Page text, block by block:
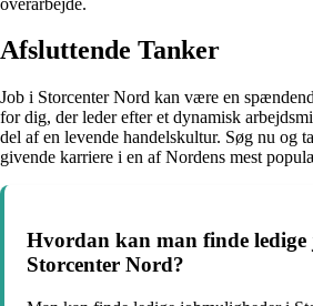
Afsluttende Tanker
Job i Storcenter Nord kan være en
for dig, der leder efter et dynamisk
del af en levende handelskultur. Søg nu og
givende karriere i en af Nordens mest
Hvordan kan man finde
Storcenter Nord?